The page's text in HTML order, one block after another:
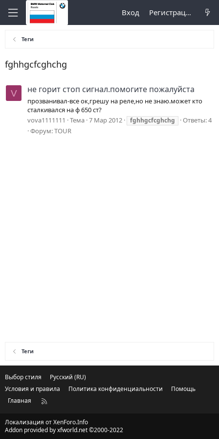
Вход Регистрация
Теги
fghhgcfcghchg
V не горит стоп сигнал.помогите пожалуйста
прозванивал-все ок,грешу на реле,но не знаю.может кто
сталкивался на ф 650 ст?
vova1111111
Тема 7 Мар 2012 fghhgcfcghchg
Ответы: 4
Форум:TOUR
Теги
Выбор стиля
Русский (RU)
Условия и правила
Политика конфиденциальности
Помощь
Главная
R
Локализация отXenForo.Info
Addon provided by xfworld.net ©2000-2022